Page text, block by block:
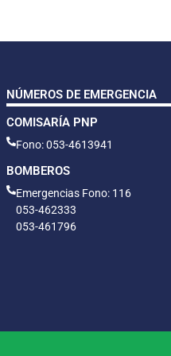
NÚMEROS DE EMERGENCIA
COMISARÍA PNP
Fono: 053-4613941
BOMBEROS
Emergencias Fono: 116
053-462333
053-461796